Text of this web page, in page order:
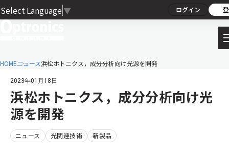
Select Language ▼ ログイン
HOMEニュース浜松ホトニクス，成分分析向け光源を開発
2023年01月18日
浜松ホトニクス，成分分析向け光
源を開発
ニュース 光関連技術 新製品